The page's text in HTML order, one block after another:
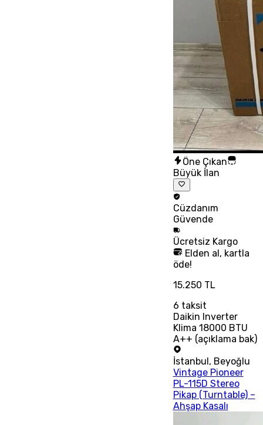
Öne Çıkan
Büyük İlan
Cüzdanım
Güvende
Ücretsiz Kargo
Elden al, kartla
öde!
15.250 TL
6 taksit
Daikin Inverter
Klima 18000 BTU
A++ (açıklama bak)
İstanbul , Beyoğlu
Vintage Pioneer
PL-115D Stereo
Pikap (Turntable) –
Ahşap Kasalı